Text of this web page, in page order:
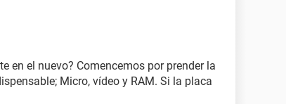
en el nuevo? Comencemos por prender la
Micro, vídeo y RAM. Si la placa